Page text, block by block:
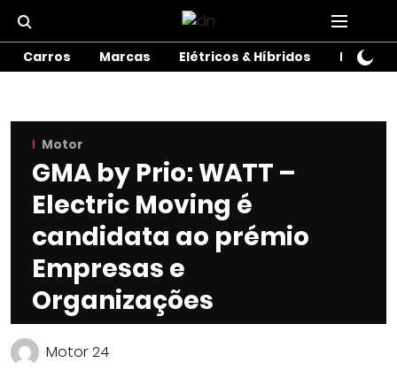
Carros Marcas Elétricos & Híbridos Motos
Motor
GMA by Prio: WATT –
Electric Moving é
candidata ao prémio
Empresas e
Organizações
Motor 24